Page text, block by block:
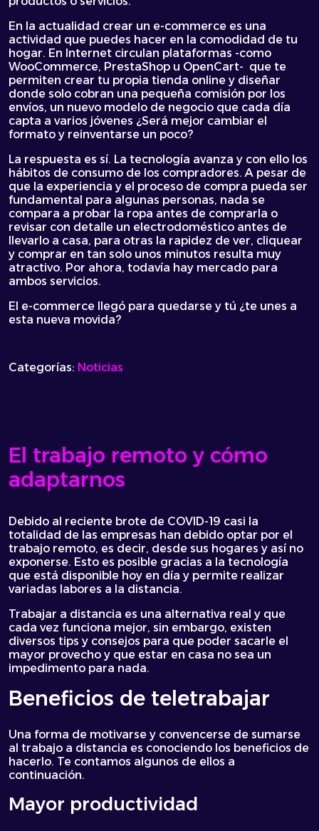
En la actualidad crear un e-commerce es una
actividad que puedes hacer en la comodidad de tu
hogar. En Internet circulan plataformas -como
WooCommerce, PrestaShop u OpenCart- que te
permiten crear tu propia tienda online y diseñar
donde solo cobran una pequeña comisión por los
envíos, un nuevo modelo de negocio que cada día
capta a varios jóvenes ¿Será mejor cambiar el
formato y reinventarse un poco?
La respuesta es sí. La tecnología avanza y con ello los
hábitos de consumo de los compradores. A pesar de
que la experiencia y el proceso de compra pueda ser
fundamental para algunas personas, nada se
compara a probar la ropa antes de comprarla o
revisar con detalle un electrodoméstico antes de
llevarlo a casa, para otras la rapidez de ver, cliquear
y comprar en tan solo unos minutos resulta muy
atractivo. Por ahora, todavía hay mercado para
ambos servicios.
El e-commerce llegó para quedarse y tú ¿te unes a
esta nueva movida?
Categorías: Noticias
El trabajo remoto y cómo
adaptarnos
Debido al reciente brote de COVID-19 casi la
totalidad de las empresas han debido optar por el
trabajo remoto, es decir, desde sus hogares y así no
exponerse. Esto es posible gracias a la tecnología
que está disponible hoy en día y permite realizar
variadas labores a la distancia.
Trabajar a distancia es una alternativa real y que
cada vez funciona mejor, sin embargo, existen
diversos tips y consejos para que poder sacarle el
mayor provecho y que estar en casa no sea un
impedimento para nada.
Beneficios de teletrabajar
Una forma de motivarse y convencerse de sumarse
al trabajo a distancia es conociendo los beneficios de
hacerlo. Te contamos algunos de ellos a
continuación.
Mayor productividad